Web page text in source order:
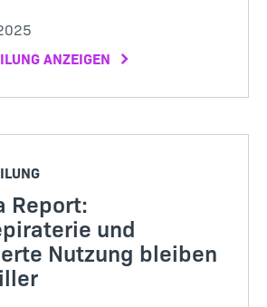
ANZEIGEN
Report:
und
Nutzung bleiben